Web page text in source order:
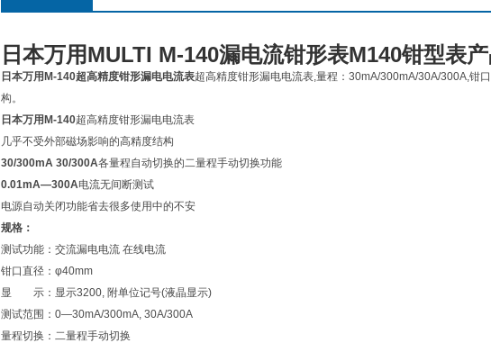
日本万用MULTI M-140漏电流钳形表M140钳型表产
日本万用M-140超高精度钳形漏电电流表超高精度钳形漏电电流表,量程：30mA/300mA/30A/300A,钳
构。
日本万用M-140超高精度钳形漏电电流表
几乎不受外部磁场影响的高精度结构
30/300mA 30/300A各量程自动切换的二量程手动切换功能
0.01mA—300A电流无间断测试
电源自动关闭功能省去很多使用中的不安
规格：
测试功能：交流漏电电流 在线电流
钳口直径：φ40mm
显 示：显示3200, 附单位记号(液晶显示)
测试范围：0—30mA/300mA, 30A/300A
量程切换：二量程手动切换